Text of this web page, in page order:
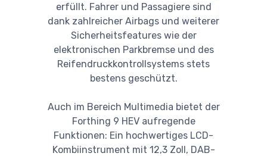
erfüllt. Fahrer und Passagiere sind
dank zahlreicher Airbags und weiterer
Sicherheitsfeatures wie der
elektronischen Parkbremse und des
Reifendruckkontrollsystems stets
bestens geschützt.
Auch im Bereich Multimedia bietet der
Forthing 9 HEV aufregende
Funktionen: Ein hochwertiges LCD-
Kombiinstrument mit 12,3 Zoll, DAB-